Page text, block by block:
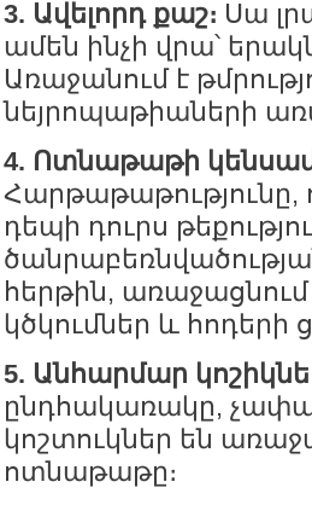
3. Ավելորդ քաշ։ Սա
ամեն ինչի վրա՝
Առաջանում է
նեյրոպաթիաների
4. Ոտնաթաթի
դեպի դուրս
հերթին, առաջացնում
կծկումներ և հոդերի
5. Անհարմար
ընդհակառակը,
կոշտուկներ են
ոտնաթաթը։